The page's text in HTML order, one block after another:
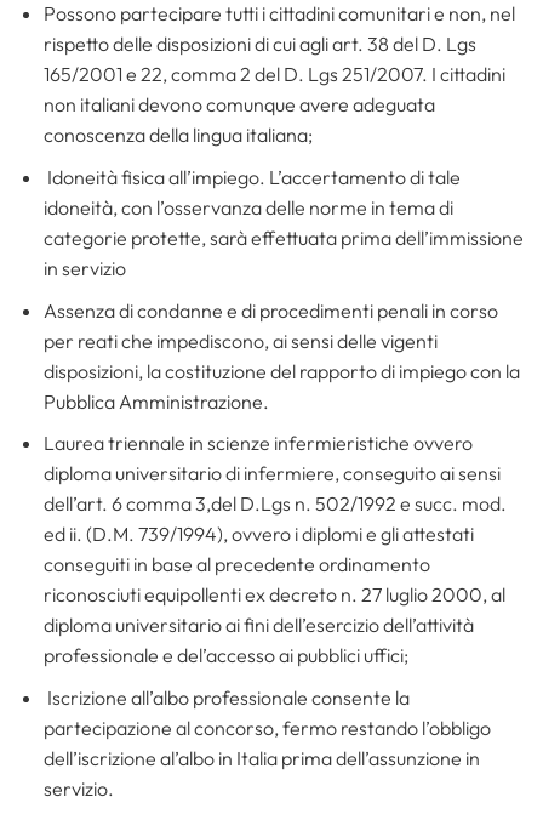
Possono partecipare tutti i cittadini comunitari e non, nel
rispetto delle disposizioni di cui agli art. 38 del D. Lgs
165/2001 e 22, comma 2 del D. Lgs 251/2007. I cittadini
non italiani devono comunque avere adeguata
conoscenza della lingua italiana;
Idoneità fisica all’impiego. L’accertamento di tale
idoneità, con l’osservanza delle norme in tema di
categorie protette, sarà effettuata prima dell’immissione
in servizio
Assenza di condanne e di procedimenti penali in corso
per reati che impediscono, ai sensi delle vigenti
disposizioni, la costituzione del rapporto di impiego con la
Pubblica Amministrazione.
Laurea triennale in scienze infermieristiche ovvero
diploma universitario di infermiere, conseguito ai sensi
dell’art. 6 comma 3,del D.Lgs n. 502/1992 e succ. mod.
ed ii. (D.M. 739/1994), ovvero i diplomi e gli attestati
conseguiti in base al precedente ordinamento
riconosciuti equipollenti ex decreto n. 27 luglio 2000, al
diploma universitario ai fini dell’esercizio dell’attività
professionale e del’accesso ai pubblici uffici;
Iscrizione all’albo professionale consente la
partecipazione al concorso, fermo restando l’obbligo
dell’iscrizione al’albo in Italia prima dell’assunzione in
servizio.